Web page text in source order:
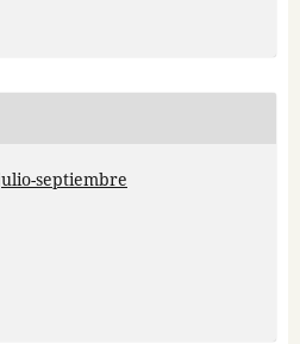
septiembre